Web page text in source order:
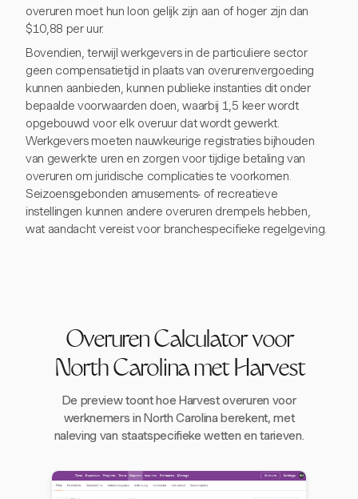
overuren moet hun loon gelijk zijn aan of hoger zijn dan
$10,88 per uur.
Bovendien, terwijl werkgevers in de particuliere sector
geen compensatietijd in plaats van overurenvergoeding
kunnen aanbieden, kunnen publieke instanties dit onder
bepaalde voorwaarden doen, waarbij 1,5 keer wordt
opgebouwd voor elk overuur dat wordt gewerkt.
Werkgevers moeten nauwkeurige registraties bijhouden
van gewerkte uren en zorgen voor tijdige betaling van
overuren om juridische complicaties te voorkomen.
Seizoensgebonden amusements- of recreatieve
instellingen kunnen andere overuren drempels hebben,
wat aandacht vereist voor branchespecifieke regelgeving.
Overuren Calculator voor
North Carolina met Harvest
De preview toont hoe Harvest overuren voor
werknemers in North Carolina berekent, met
naleving van staatspecifieke wetten en tarieven.